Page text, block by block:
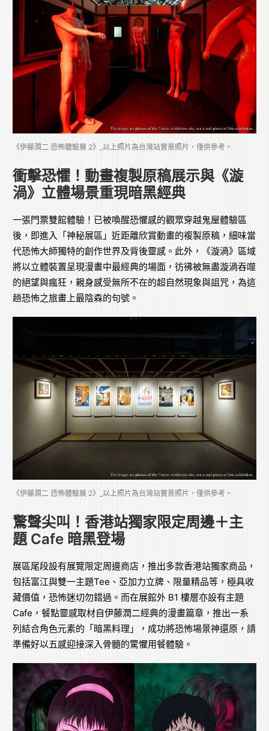
《伊藤潤二 恐怖體驗展 2》_以上照片為台灣站實景照片，僅供參考。
衝擊恐懼！動畫複製原稿展示與《漩
渦》立體場景重現暗黑經典
一張門票雙館體驗！已被喚醒恐懼感的觀眾穿越鬼屋體驗區
後，即進入「神秘展區」近距離欣賞動畫的複製原稿，細味當
代恐怖大師獨特的創作世界及背後靈感。此外，《漩渦》區域
將以立體裝置呈現漫畫中最經典的場面，彷彿被無盡漩渦吞噬
的絕望與瘋狂，親身感受無所不在的超自然現象與詛咒，為這
趟恐怖之旅畫上最陰森的句號。
《伊藤潤二 恐怖體驗展 2》_以上照片為台灣站實景照片，僅供參考。
驚聲尖叫！香港站獨家限定周邊＋主
題 Cafe 暗黑登場
展區尾段設有展覽限定周邊商店，推出多款香港站獨家商品，
包括富江與雙一主題Tee、亞加力立牌、限量精品等，極具收
藏價值，恐怖迷切勿錯過。而在展館外 B1 樓層亦設有主題
Cafe，餐點靈感取材自伊藤潤二經典的漫畫篇章，推出一系
列結合角色元素的「暗黑料理」，成功將恐怖場景神還原，請
準備好以五感迎接深入骨髓的驚懼用餐體驗。